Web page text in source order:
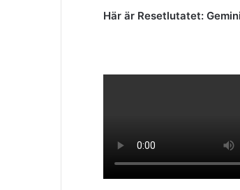
Här är Resetlutatet: